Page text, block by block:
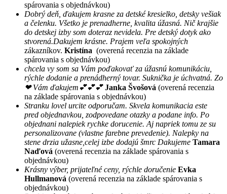
spárovania s objednávkou)
Dobrý deň, ďakujem krasne za detské kresielko, detsky vešiak
a čelenku. Všetko je prenadherne, kvalita úžasná. Nič krajšie
do detskej izby som doteraz nevidela. Pre detský dotyk ako
stvorená.Dakujem krásne. Prajem veľa spokojných
zákazníkov. Kristína (overená recenzia na základe
spárovania s objednávkou)
chcela vy som sa Vám poďakovať za úžasnú komunikáciu,
rýchle dodanie a prenádherný tovar. Suknička je úchvatná. Zo
❤ Vám ďakujem💕💕💕 Janka Švošová (overená recenzia
na základe spárovania s objednávkou)
Stranku lovel urcite odporučam. Skvela komunikacia este
pred objednavkou, zodpovedane otazky a podane info. Po
objednani nalepiek rychke dorucenie. Aj napriek tomu ze su
personalizovane (vlastne farebne prevedenie). Nalepky na
stene drzia užasne,celej izbe dodajú šmrc Dakujeme Tamara
Naďová (overená recenzia na základe spárovania s
objednávkou)
Krásny výber, prijateľné ceny, rýchle doručenie Evka
Hullmanová (overená recenzia na základe spárovania s
objednávkou)